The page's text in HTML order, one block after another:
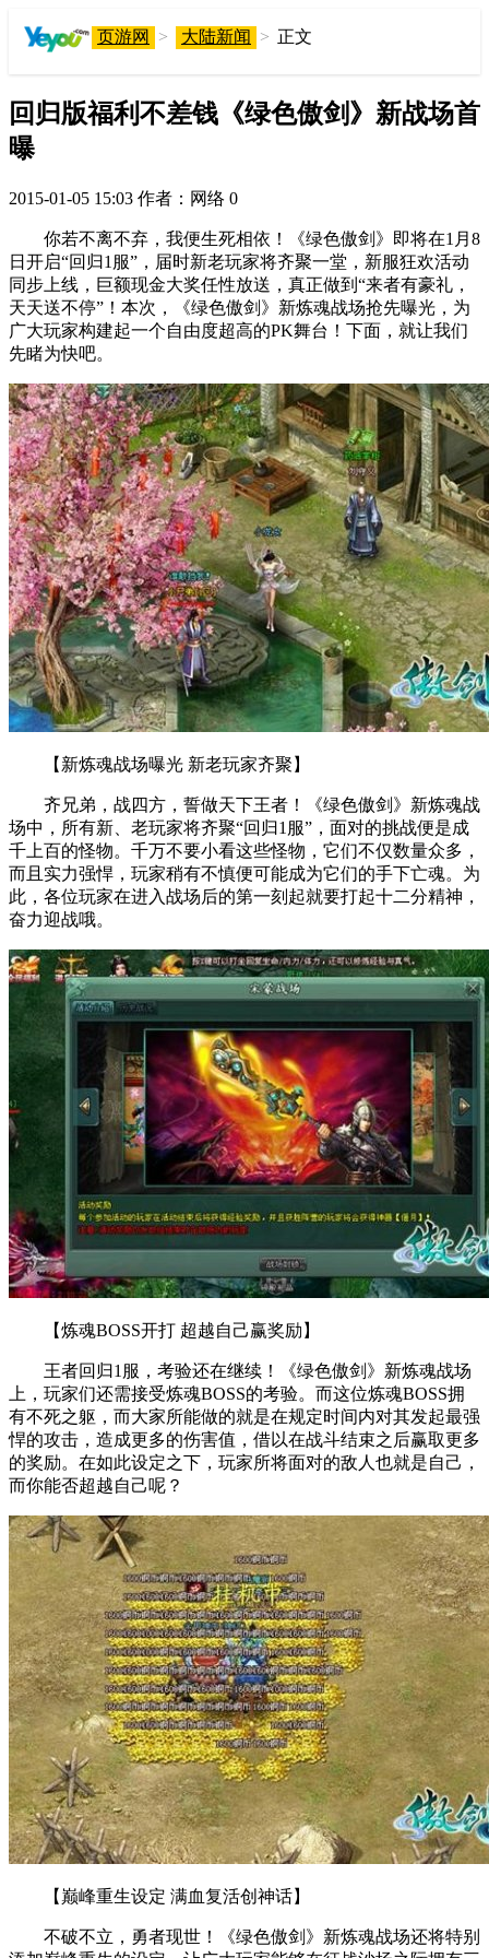
页游网 > 大陆新闻 > 正文
回归版福利不差钱《绿色傲剑》新战场首
曝
2015-01-05 15:03 作者：网络 0
你若不离不弃，我便生死相依！《绿色傲剑》即将在1月8
日开启“回归1服”，届时新老玩家将齐聚一堂，新服狂欢活动
同步上线，巨额现金大奖任性放送，真正做到“来者有豪礼，
天天送不停”！本次，《绿色傲剑》新炼魂战场抢先曝光，为
广大玩家构建起一个自由度超高的PK舞台！下面，就让我们
先睹为快吧。
【新炼魂战场曝光 新老玩家齐聚】
齐兄弟，战四方，誓做天下王者！《绿色傲剑》新炼魂战
场中，所有新、老玩家将齐聚“回归1服”，面对的挑战便是成
千上百的怪物。千万不要小看这些怪物，它们不仅数量众多，
而且实力强悍，玩家稍有不慎便可能成为它们的手下亡魂。为
此，各位玩家在进入战场后的第一刻起就要打起十二分精神，
奋力迎战哦。
【炼魂BOSS开打 超越自己赢奖励】
王者回归1服，考验还在继续！《绿色傲剑》新炼魂战场
上，玩家们还需接受炼魂BOSS的考验。而这位炼魂BOSS拥
有不死之躯，而大家所能做的就是在规定时间内对其发起最强
悍的攻击，造成更多的伤害值，借以在战斗结束之后赢取更多
的奖励。在如此设定之下，玩家所将面对的敌人也就是自己，
而你能否超越自己呢？
【巅峰重生设定 满血复活创神话】
不破不立，勇者现世！《绿色傲剑》新炼魂战场还将特别